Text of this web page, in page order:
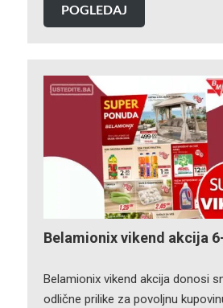
POGLEDAJ
Belamionix vikend akcija
Belamionix vikend akcija donosi
odlične prilike za povoljnu